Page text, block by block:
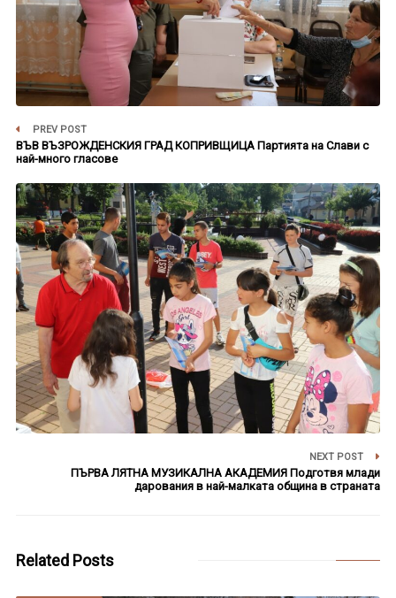
PREV POST
ВЪВ ВЪЗРОЖДЕНСКИЯ ГРАД КОПРИВЩИЦА Партията на Слави с
най-много гласове
NEXT POST
ПЪРВА ЛЯТНА МУЗИКАЛНА АКАДЕМИЯ Подготвя млади
дарования в най-малката община в страната
Related Posts